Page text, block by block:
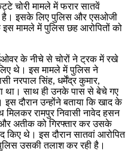
चोरी मामले में फरार सातवें
है। इसके लिए पुलिस और एसओजी
इस मामले में पुलिस छह आरोपितों को
के नीचे से चोरों ने ट्रक में रखे
थे। इस मामले में पुलिस ने
नरपाल सिंह, धर्मेंद्र कुमार,
था। साथ ही उनके पास से बेचे गए
दौरान उन्होंने बताया कि खाद के
रामपुर निवासी नावेद हसन
अतीक को गिरफ्तार कर उसके
किए थे। इस दौरान सातवां आरोपित
उसकी तलाश कर रही है।